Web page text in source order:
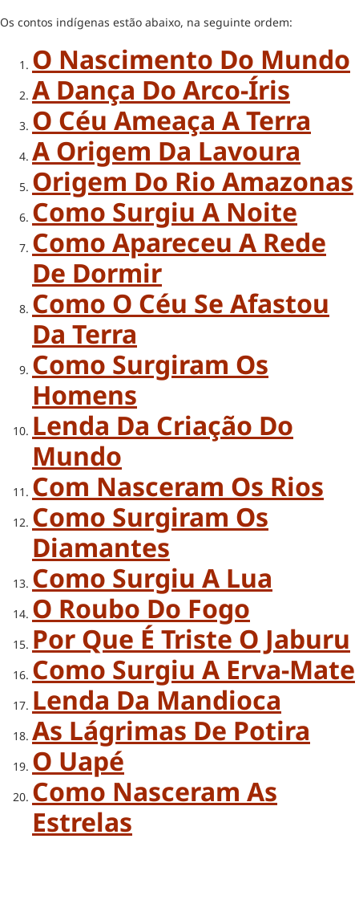
Os contos indígenas estão abaixo, na seguinte ordem:
O Nascimento Do Mundo
A Dança Do Arco-Íris
O Céu Ameaça A Terra
A Origem Da Lavoura
Origem Do Rio Amazonas
Como Surgiu A Noite
Como Apareceu A Rede
De Dormir
Como O Céu Se Afastou
Da Terra
Como Surgiram Os
Homens
Lenda Da Criação Do
Mundo
Com Nasceram Os Rios
Como Surgiram Os
Diamantes
Como Surgiu A Lua
O Roubo Do Fogo
Por Que É Triste O Jaburu
Como Surgiu A Erva-Mate
Lenda Da Mandioca
As Lágrimas De Potira
O Uapé
Como Nasceram As
Estrelas